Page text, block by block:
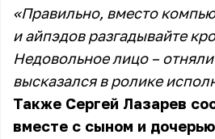
«Правильно, вместо
и айпэдов разгадывайте
Недовольное лицо –
высказался в ролике
Также Сергей Лазарев
вместе с сыном и